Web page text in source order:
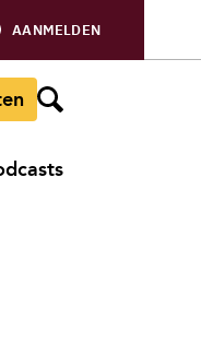
AANMELDEN